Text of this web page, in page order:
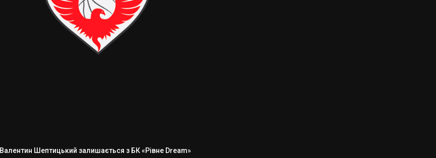
Валентин Шептицький залишається з БК «Рівне Dream»